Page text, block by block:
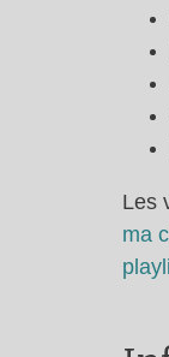
Les
ma